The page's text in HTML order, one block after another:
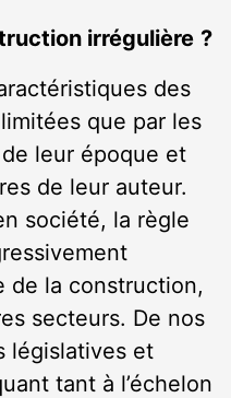
irrégulière ?
des
que par les
leur époque et
de leur auteur.
société, la règle
de la construction,
secteurs. De nos
législatives et
tant à l’échelon